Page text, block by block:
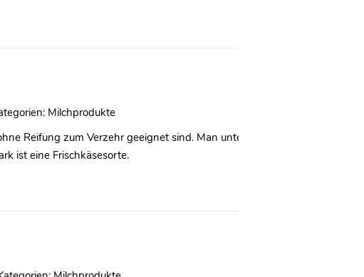
Milchprodukte
Reifung zum Verzehr geeignet sind. Man unterscheidet
ist eine Frischkäsesorte.